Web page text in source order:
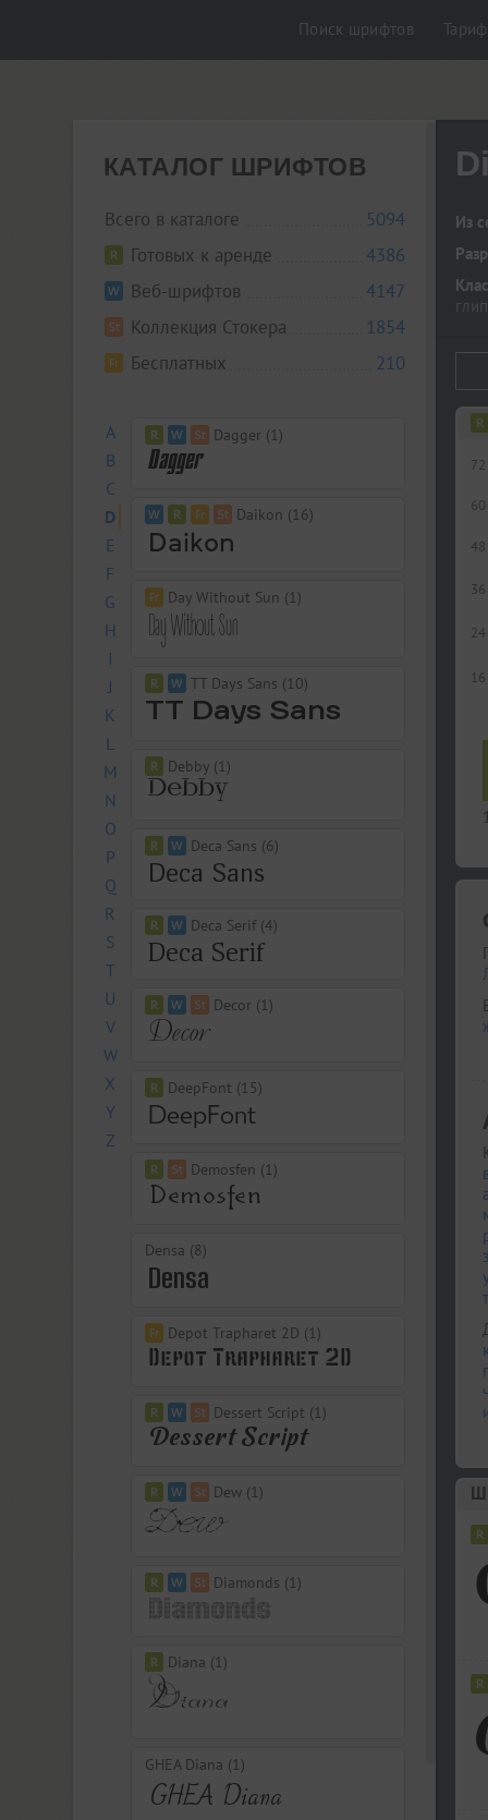
Поиск шрифтов
КАТАЛОГ ШРИФТОВ
Всего в каталоге
5094
Готовых к аренде
4386
Веб-шрифтов
4147
Коллекция Стокера
1854
Бесплатных
210
A
B
C
D
E
F
G
H
I
J
K
L
M
N
O
P
Q
R
S
T
U
V
W
X
Y
Z
Dagger (1)
Daikon (16)
Day Without Sun (1)
TT Days Sans (10)
Debby (1)
Deca Sans (6)
Deca Serif (4)
Decor (1)
DeepFont (15)
Demosfen (1)
Densa (8)
Depot Trapharet 2D (1)
Dessert Script (1)
Dew (1)
Diamonds (1)
Diana (1)
GHEA Diana (1)
Из